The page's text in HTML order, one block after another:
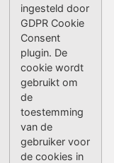
ingesteld door
GDPR Cookie
Consent
plugin. De
cookie wordt
gebruikt om
de
toestemming
van de
gebruiker voor
de cookies in